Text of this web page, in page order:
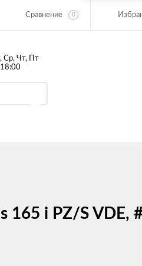
Сравнение 0
Ср, Чт, Пт
165 i PZ/S